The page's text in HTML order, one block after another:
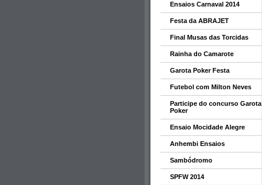
Ensaios Carnaval 2014
Festa da ABRAJET
Final Musas das Torcidas
Rainha do Camarote
Garota Poker Festa
Futebol com Milton Neves
Participe do concurso Garota
Poker
Ensaio Mocidade Alegre
Anhembi Ensaios
Sambódromo
SPFW 2014